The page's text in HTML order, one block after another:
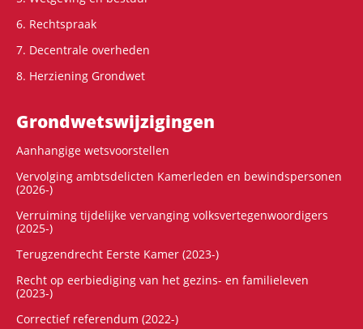
6. Rechtspraak
7. Decentrale overheden
8. Herziening Grondwet
Grondwets­wijzigingen
Aanhangige wetsvoorstellen
Vervolging ambtsdelicten Kamerleden en bewindspersonen
(2026-)
Verruiming tijdelijke vervanging volksvertegenwoordigers
(2025-)
Terugzendrecht Eerste Kamer (2023-)
Recht op eerbiediging van het gezins- en familieleven
(2023-)
Correctief referendum (2022-)